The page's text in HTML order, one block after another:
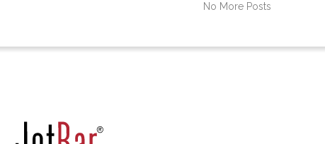
No More Posts